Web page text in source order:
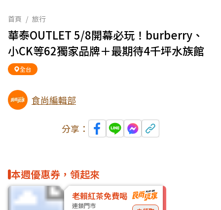
首頁 / 旅行
華泰OUTLET 5/8開幕必玩！burberry、
小CK等62獨家品牌＋最期待4千坪水族館
全台
食尚編輯部
分享：
本週優惠券，領起來
老賴紅茶免費喝
連鎖門市